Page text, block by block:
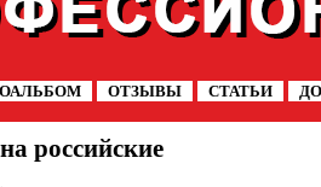
ОТЗЫВЫ СТАТЬИ
российские